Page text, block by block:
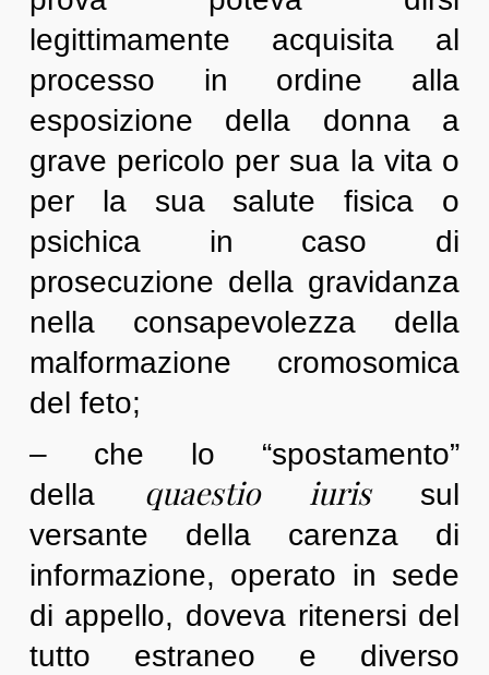
legittimamente acquisita al
processo in ordine alla
esposizione della donna a
grave pericolo per sua la vita o
per la sua salute fisica o
psichica in caso di
prosecuzione della gravidanza
nella consapevolezza della
malformazione cromosomica
del feto;
– che lo “spostamento”
della quaestio iurissul
versante della carenza di
informazione, operato in sede
di appello, doveva ritenersi del
tutto estraneo e diverso